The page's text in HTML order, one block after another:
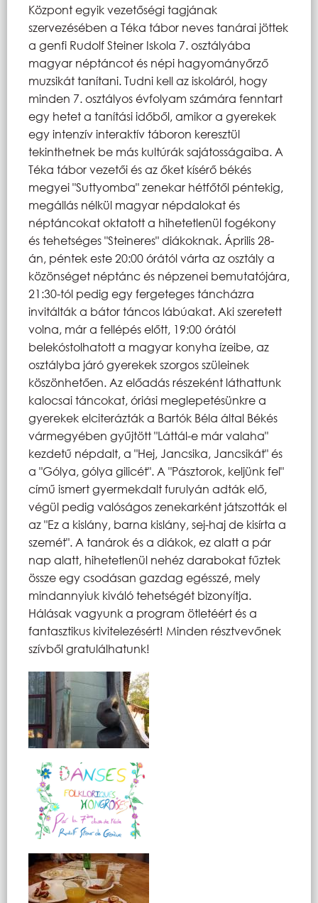
Központ egyik vezetőségi tagjának
szervezésében a Téka tábor neves tanárai jöttek
a genfi Rudolf Steiner Iskola 7. osztályába
magyar néptáncot és népi hagyományőrző
muzsikát tanítani. Tudni kell az iskoláról, hogy
minden 7. osztályos évfolyam számára fenntart
egy hetet a tanítási időből, amikor a gyerekek
egy intenzív interaktív táboron keresztül
tekinthetnek be más kultúrák sajátosságaiba. A
Téka tábor vezetői és az őket kísérő békés
megyei "Suttyomba" zenekar hétfőtől péntekig,
megállás nélkül magyar népdalokat és
néptáncokat oktatott a hihetetlenül fogékony
és tehetséges "Steineres" diákoknak. Április 28-
án, péntek este 20:00 órától várta az osztály a
közönséget néptánc és népzenei bemutatójára,
21:30-tól pedig egy fergeteges táncházra
invitálták a bátor táncos lábúakat. Aki szeretett
volna, már a fellépés előtt, 19:00 órától
belekóstolhatott a magyar konyha ízeibe, az
osztályba járó gyerekek szorgos szüleinek
köszönhetően. Az előadás részeként láthattunk
kalocsai táncokat, óriási meglepetésünkre a
gyerekek elciterázták a Bartók Béla által Békés
vármegyében gyűjtött "Láttál-e már valaha"
kezdetű népdalt, a "Hej, Jancsika, Jancsikát" és
a "Gólya, gólya gilicét". A "Pásztorok, keljünk fel"
című ismert gyermekdalt furulyán adták elő,
végül pedig valóságos zenekarként játszották el
az "Ez a kislány, barna kislány, sej-haj de kisírta a
szemét". A tanárok és a diákok, ez alatt a pár
nap alatt, hihetetlenül nehéz darabokat fűztek
össze egy csodásan gazdag egésszé, mely
mindannyiuk kiváló tehetségét bizonyítja.
Hálásak vagyunk a program ötletéért és a
fantasztikus kivitelezésért! Minden résztvevőnek
szívből gratulálhatunk!